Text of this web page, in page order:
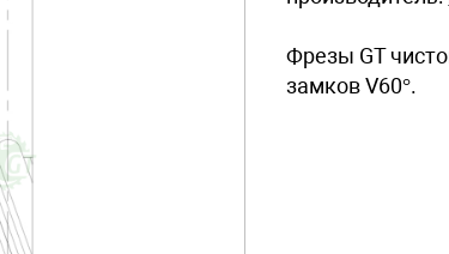
Фрезы GT
замков V60°.